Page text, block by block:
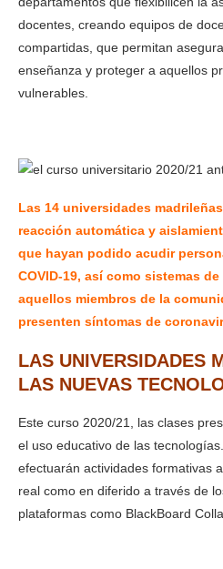
docentes, creando equipos de
compartidas, que permitan
enseñanza y proteger a aquellos
vulnerables.
Las 14 universidades
reacción automática y
que hayan podido acudir
COVID-19, así como sistemas
aquellos miembros de la
presenten síntomas de
LAS UNIVERSIDADES
LAS NUEVAS
Este curso 2020/21, las clases
el uso educativo de las
efectuarán actividades formativas
real como en diferido a través de
plataformas como BlackBoard